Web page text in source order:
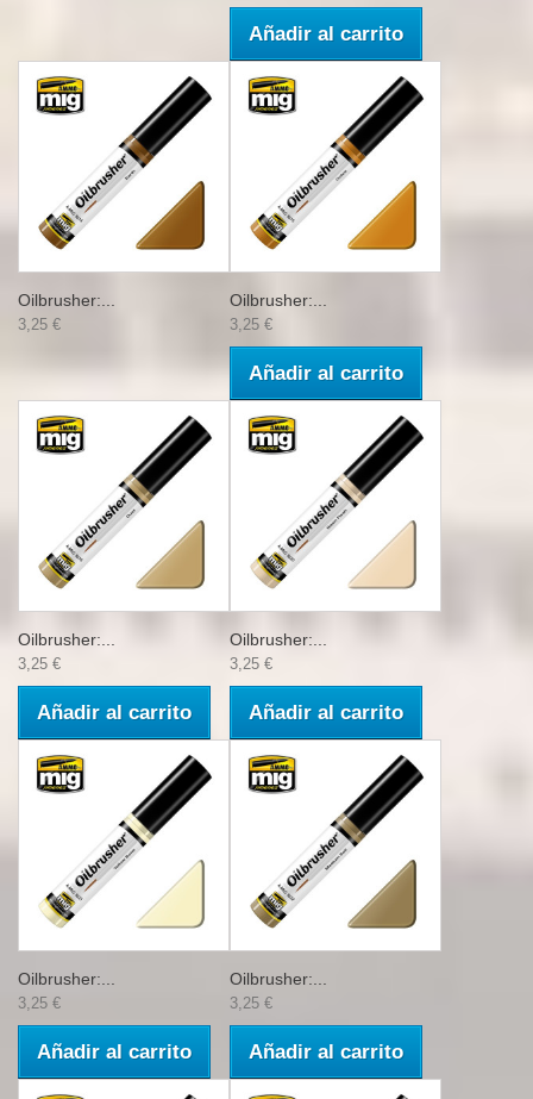
Añadir al carrito
Oilbrusher:...
3,25 €
Oilbrusher:...
3,25 €
Añadir al carrito
Oilbrusher:...
3,25 €
Añadir al carrito
Oilbrusher:...
3,25 €
Añadir al carrito
Oilbrusher:...
3,25 €
Añadir al carrito
Oilbrusher:...
3,25 €
Añadir al carrito